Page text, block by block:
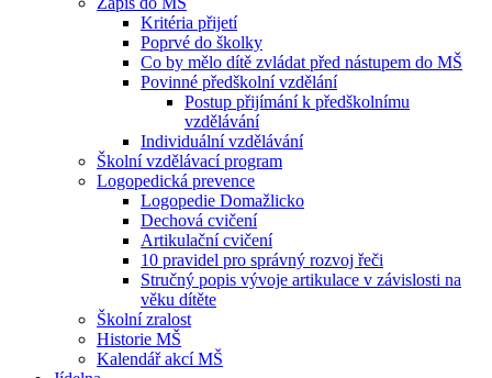
Kritéria přijetí
Poprvé do školky
Co by mělo dítě zvládat před nástupem do MŠ
Povinné předškolní vzdělání
Postup přijímání k předškolnímu
vzdělávání
Individuální vzdělávání
Školní vzdělávací program
Logopedická prevence
Logopedie Domažlicko
Dechová cvičení
Artikulační cvičení
10 pravidel pro správný rozvoj řeči
Stručný popis vývoje artikulace v závislosti na
věku dítěte
Školní zralost
Historie MŠ
Kalendář akcí MŠ